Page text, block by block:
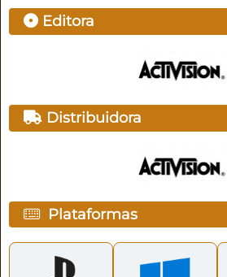
Editora
Distribuidora
Plataformas